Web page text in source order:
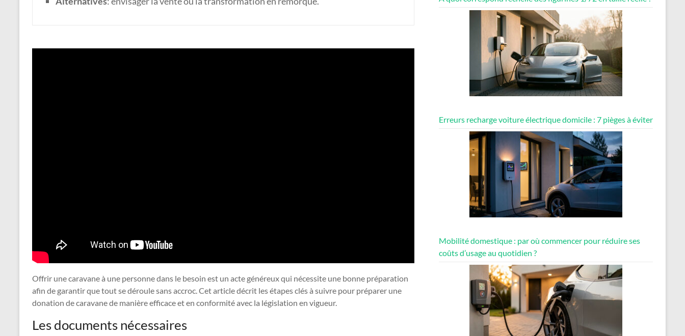
Offrir une caravane à une personne dans le besoin est un acte généreux qui nécessite une bonne préparation
afin de garantir que tout se déroule sans accroc. Cet article décrit les étapes clés à suivre pour préparer une
donation de caravane de manière efficace et en conformité avec la législation en vigueur.
Les documents nécessaires
Erreurs recharge voiture électrique domicile : 7 pièges à éviter
Mobilité domestique : par où commencer pour réduire ses
coûts d’usage au quotidien ?